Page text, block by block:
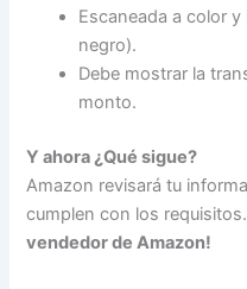
Escaneada a color
negro).
Debe mostrar la
monto.
Y ahora ¿Qué sigue?
Amazon revisará tu
cumplen con los
vendedor de Amazon!